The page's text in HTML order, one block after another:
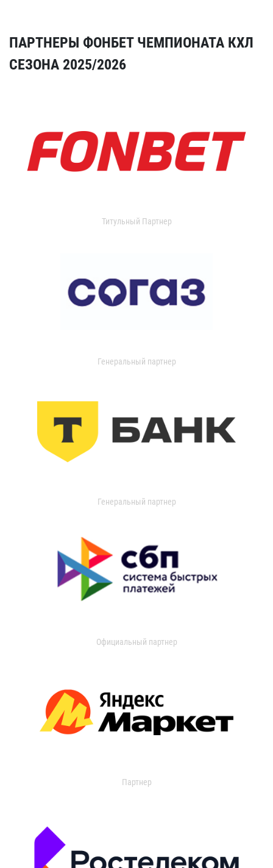
ПАРТНЕРЫ ФОНБЕТ ЧЕМПИОНАТА КХЛ
СЕЗОНА 2025/2026
Титульный Партнер
Генеральный партнер
Генеральный партнер
Официальный партнер
Партнер